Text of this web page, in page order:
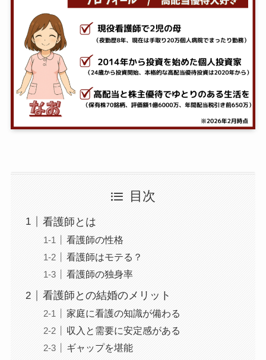
目次
看護師とは
看護師の性格
看護師はモテる？
看護師の独身率
看護師との結婚のメリット
家庭に看護の知識が備わる
収入と需要に安定感がある
ギャップを堪能